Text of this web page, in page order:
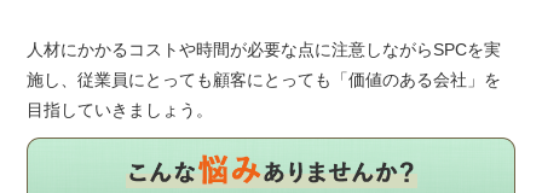
人材にかかるコストや時間が必要な点に注意しながらSPCを実
施し、従業員にとっても顧客にとっても「価値のある会社」を
目指していきましょう。